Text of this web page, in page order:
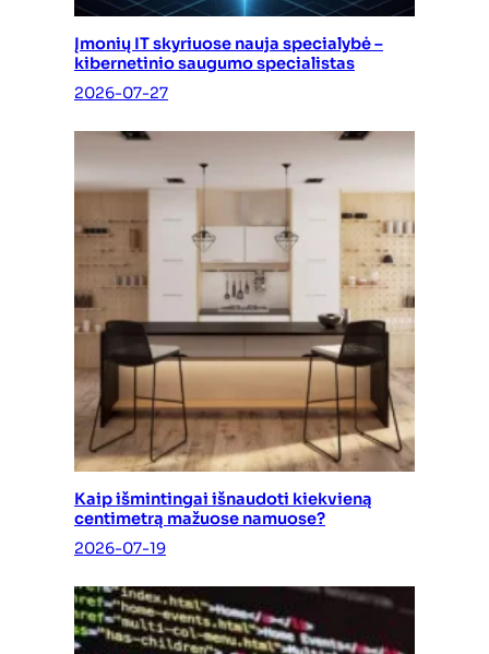
Įmonių IT skyriuose nauja specialybė –
kibernetinio saugumo specialistas
2026-07-27
Kaip išmintingai išnaudoti kiekvieną
centimetrą mažuose namuose?
2026-07-19